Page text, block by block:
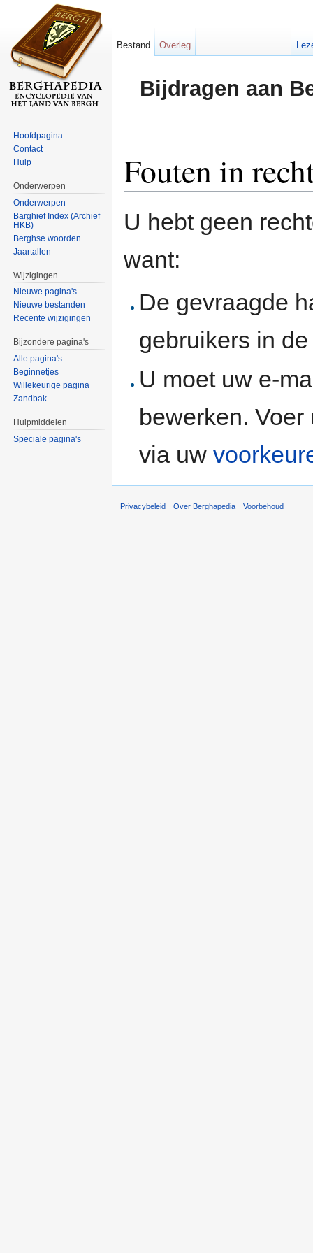
Bijdragen aan
Fouten in
U hebt geen
want:
De gevraagde
gebruikers in
U moet uw e-
bewerken.
via uw
Bestand Overleg
Hoofdpagina
Contact
Hulp
Onderwerpen
Onderwerpen
Barghief Index (Archief
HKB)
Berghse woorden
Jaartallen
Wijzigingen
Nieuwe pagina's
Nieuwe bestanden
Recente wijzigingen
Bijzondere pagina's
Alle pagina's
Beginnetjes
Willekeurige pagina
Zandbak
Hulpmiddelen
Speciale pagina's
Privacybeleid Over Berghapedia Voorbehoud